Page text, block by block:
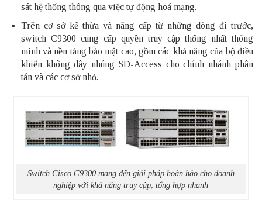
sát hệ thống thông qua việc tự động hoá mạng.
Trên cơ sở kế thừa và nâng cấp từ những dòng đi trước,
switch C9300 cung cấp quyền truy cập thống nhất thông
minh và nền tảng bảo mật cao, gồm các khả năng của bộ điều
khiển không dây nhúng SD-Access cho chính nhánh phân
tán và các cơ sở nhỏ.
Switch Cisco C9300 mang đến giải pháp hoàn hảo cho doanh
nghiệp với khả năng truy cập, tổng hợp nhanh